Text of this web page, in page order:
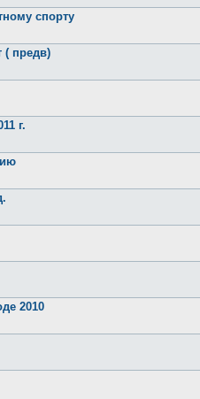
спорту
( предв)
г.
2010